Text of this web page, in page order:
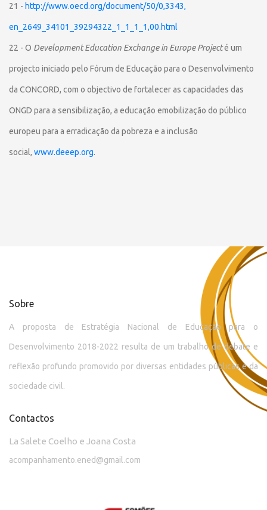
21 - http://www.oecd.org/document/50/0,3343,
en_2649_34101_39294322_1_1_1_1,00.html
22 - O Development Education Exchange in Europe Projecté um
projecto iniciado pelo Fórum de Educação para o Desenvolvimento
da CONCORD, com o objectivo de fortalecer as capacidades das
ONGD para a sensibilização, a educação emobilização do público
europeu para a erradicação da pobreza e a inclusão
social, www.deeep.org.
Sobre
A proposta de Estratégia Nacional de Educação para o
Desenvolvimento 2018-2022 resulta de um trabalho de debate e
reflexão profundo promovido por diversas entidades públicas e da
sociedade civil.
Contactos
La Salete Coelho e Joana Costa
acompanhamento.ened@gmail.com